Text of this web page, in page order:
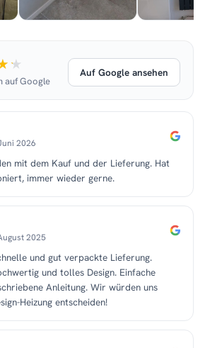
auf Google
Auf Google ansehen
2026
mit dem Kauf und der Lieferung. Hat
immer wieder gerne.
2025
und gut verpackte Lieferung.
und tolles Design. Einfache
Anleitung. Wir würden uns
Heizung entscheiden!